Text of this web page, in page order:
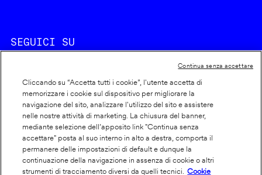
SEGUICI SU
Footer
info
Cookie policy
Dichiarazione di accessibilità
Privacy
Cliccando su “Accetta tutti i cookie”, l'utente accetta di
memorizzare i cookie sul dispositivo per migliorare la
navigazione del sito, analizzare l'utilizzo del sito e assistere
nelle nostre attività di marketing. La chiusura del banner,
mediante selezione dell’apposito link "Continua senza
accettare" posta al suo interno in alto a destra, comporta il
permanere delle impostazioni di default e dunque la
continuazione della navigazione in assenza di cookie o altri
strumenti di tracciamento diversi da quelli tecnici.
Cookie
Continua senza accettare